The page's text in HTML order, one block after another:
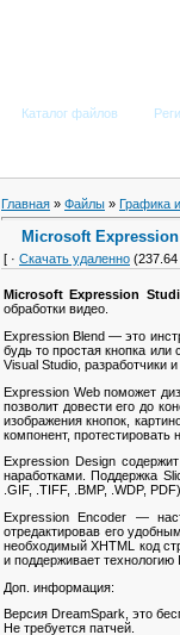
Каталог файлов
Главная » Файлы » Графика
Microsoft
[ · Скачать удаленно
Microsoft Expression
обработки видео.
Expression Blend — это
будь то простая кнопка или
Visual Studio, разработчики
Expression Web поможет
позволит довести его до
изображения кнопок,
компонент,
Expression Design
наработками. Поддержка
.GIF, .TIFF, .BMP, .WDP,
Expression Encoder —
отредактировав его
необходимый XHTML код
и поддерживает технологию
Доп. информация:
Версия DreamSpark, это
Не требуется патчей.